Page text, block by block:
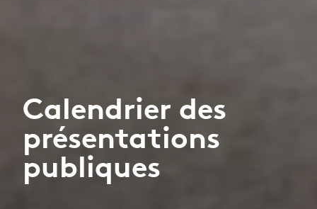
Calendrier des
présentations
publiques